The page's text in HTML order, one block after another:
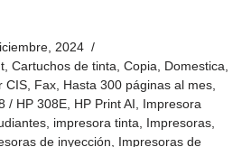
2024
Cartuchos de tinta Copia Domestica
CIS Fax Hasta 300 páginas al mes
/ HP 308E HP Print AI
Impresora
impresora tinta Impresoras
de inyección
Impresoras de